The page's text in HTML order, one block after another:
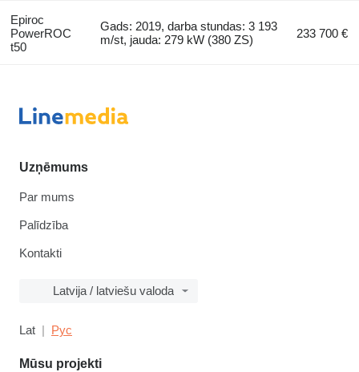
Epiroc
PowerROC
t50
Gads: 2019, darba stundas: 3 193
m/st, jauda: 279 kW (380 ZS)
233 700 €
Uzņēmums
Par mums
Palīdzība
Kontakti
Latvija / latviešu valoda
Lat Рус
Mūsu projekti